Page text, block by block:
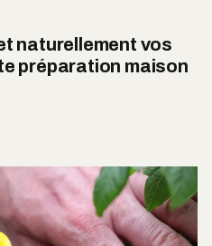
naturellement vos
préparation maison